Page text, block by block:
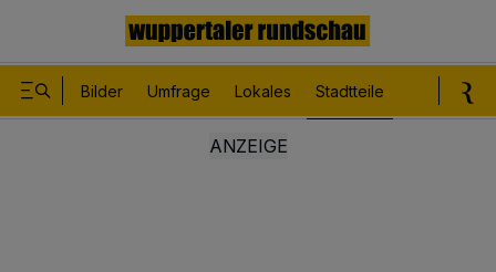
Bilder Umfrage Lokales Stadtteile